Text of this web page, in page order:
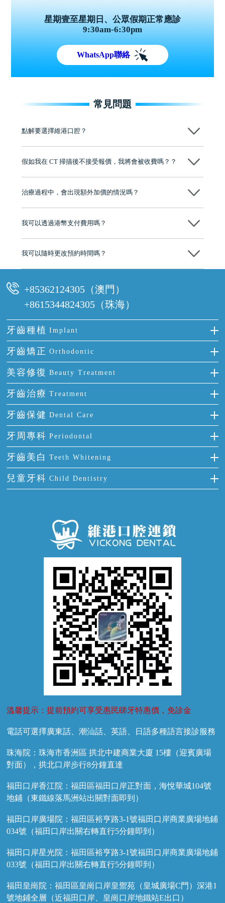
星期壹至星期日、公眾假期正常應診
9:30am-6:30pm
WhatsApp聯絡
常見問題
點解要選擇維港口腔？
維港口腔踐行「醫道濟世」的大學校訓，各分院匯聚來自香港、內地的
牌」、「2025香港企業領袖品牌」，是諾貝爾種植系統全球放心植牙中
至今已服務超過三十個國家和地區的顧客，受到粵港澳大灣區及周邊城
市市民極高的口碑評價及信任推薦 珠海、深圳設有八大分院，香港亦設
有咨詢及服務保障中心，有任何問題都可以隨時預約免費咨詢，讓人十
假如我在 CT 掃描後不接受報價，我將會被收費嗎？？
治療過程中，會出現額外加價的情況嗎？
我可以透過港幣支付費用嗎？
我可以隨時更改預約時間嗎？
可以，請盡早通過wechat或whatsapp聯絡我們，告知我們你原本預約的
+85362124305（澳門）
+8615344824305（珠海）
牙齒種植 Implant
種牙
單顆牙缺失
門牙缺失
多顆牙缺失
半口缺失
全口缺失
牙齒矯正 Orthodontic
隱形箍牙
前牙反頜
牙齒擁擠
牙齒前突
牙齒稀疏
美容修復 Beauty Treatment
全瓷牙
烤瓷牙
氟斑牙
四環素牙
活動假牙
牙貼面
牙齒治療 Treatment
補牙
智齒
根管治療
拔牙
牙痛
牙齒保健 Dental Care
正確刷牙
全國愛牙日
預防牙病
牙科通識
牙周專科 Periodontal
牙周炎
牙齦出血
牙齦炎
牙齦萎縮
牙齒美白 Teeth Whitening
冷光美白
兒童牙科 Child Dentistry
溫馨提示：提前預約可享受惠民睇牙特惠價，免診金
電話可選擇廣東話、潮汕話、英語、日語多種語言接診服務
珠海院：珠海市香洲區 拱北中建商業大廈 15樓（迎賓廣場
對面），拱北口岸步行8分鐘直達
福田口岸香江院：福田區福田口岸正對面，海悅華城104號
地鋪（東鐵線落馬洲站出關對面即到）
福田口岸廣場院：福田區裕亨路3-1號福田口岸商業廣場地鋪
034號（福田口岸出關右轉直行5分鐘即到）
福田口岸星光院：福田區裕亨路3-1號福田口岸商業廣場地鋪
033號（福田口岸出關右轉直行5分鐘即到）
福田皇崗院：福田區皇崗口岸皇禦苑（皇城廣場C門）深港1
號地鋪全層（近福田口岸、皇崗口岸地鐵站E出口）